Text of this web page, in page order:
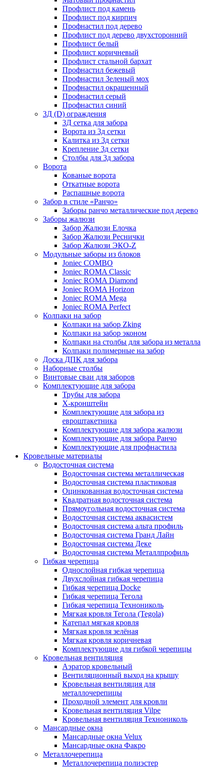
Профлист под камень
Профлист под кирпич
Профнастил под дерево
Профлист под дерево двухсторонний
Профлист белый
Профлист коричневый
Профлист стальной бархат
Профнастил бежевый
Профнастил Зеленый мох
Профнастил окрашенный
Профнастил серый
Профнастил синий
3Д (D) ограждения
3Д сетка для забора
Ворота из 3д сетки
Калитка из 3д сетки
Крепление 3д сетки
Столбы для 3д забора
Ворота
Кованые ворота
Откатные ворота
Распашные ворота
Забор в стиле «Ранчо»
Заборы ранчо металлические под дерево
Заборы жалюзи
Забор Жалюзи Елочка
Забор Жалюзи Реснички
Забор Жалюзи ЭКО-Z
Модульные заборы из блоков
Joniec COMBO
Joniec ROMA Classic
Joniec ROMA Diamond
Joniec ROMA Horizon
Joniec ROMA Mega
Joniec ROMA Perfect
Колпаки на забор
Колпаки на забор Zking
Колпаки на забор эконом
Колпаки на столбы для забора из металла
Колпаки полимерные на забор
Доска ДПК для забора
Наборные столбы
Винтовые сваи для заборов
Комплектующие для забора
Трубы для забора
Х-кронштейн
Комплектующие для забора из
евроштакетника
Комплектующие для забора жалюзи
Комплектующие для забора Ранчо
Комплектующие для профнастила
Кровельные материалы
Водосточная система
Водосточная система металлическая
Водосточная система пластиковая
Оцинкованная водосточная система
Квадратная водосточная система
Прямоугольная водосточная система
Водосточная система аквасистем
Водосточная система альта профиль
Водосточная система Гранд Лайн
Водосточная система Деке
Водосточная система Металлпрофиль
Гибкая черепица
Однослойная гибкая черепица
Двухслойная гибкая черепица
Гибкая черепица Docke
Гибкая черепица Тегола
Гибкая черепица Технониколь
Мягкая кровля Тегола (Tegola)
Катепал мягкая кровля
Мягкая кровля зелёная
Мягкая кровля коричневая
Комплектующие для гибкой черепицы
Кровельная вентиляция
Аэратор кровельный
Вентиляционный выход на крышу
Кровельная вентиляция для
металлочерепицы
Проходной элемент для кровли
Кровельная вентиляция Vilpe
Кровельная вентиляция Технониколь
Мансардные окна
Мансардные окна Velux
Мансардные окна Факро
Металлочерепица
Металлочерепица полиэстер